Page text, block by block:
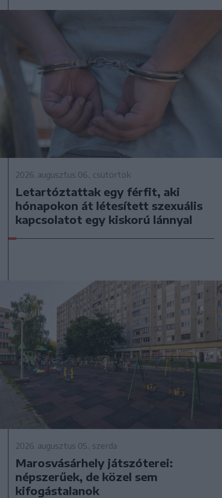
2026. augusztus 06., csütörtök
Letartóztattak egy férfit, aki
hónapokon át létesített szexuális
kapcsolatot egy kiskorú lánnyal
2026. augusztus 05., szerda
Marosvásárhely játszóterei:
népszerűek, de közel sem
kifogástalanok